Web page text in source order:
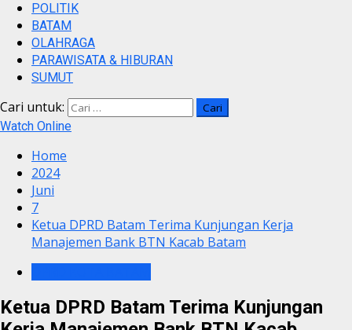
POLITIK
BATAM
OLAHRAGA
PARAWISATA & HIBURAN
SUMUT
Cari untuk:
Watch Online
Home
2024
Juni
7
Ketua DPRD Batam Terima Kunjungan Kerja
Manajemen Bank BTN Kacab Batam
Ketua DPRD Batam Terima Kunjungan